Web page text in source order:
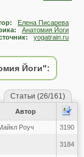
Елена Писарева
Анатомия Йоги
yogatrain.ru
Йоги":
Статьи (26/161)
Автор
Роуч
3190
3184